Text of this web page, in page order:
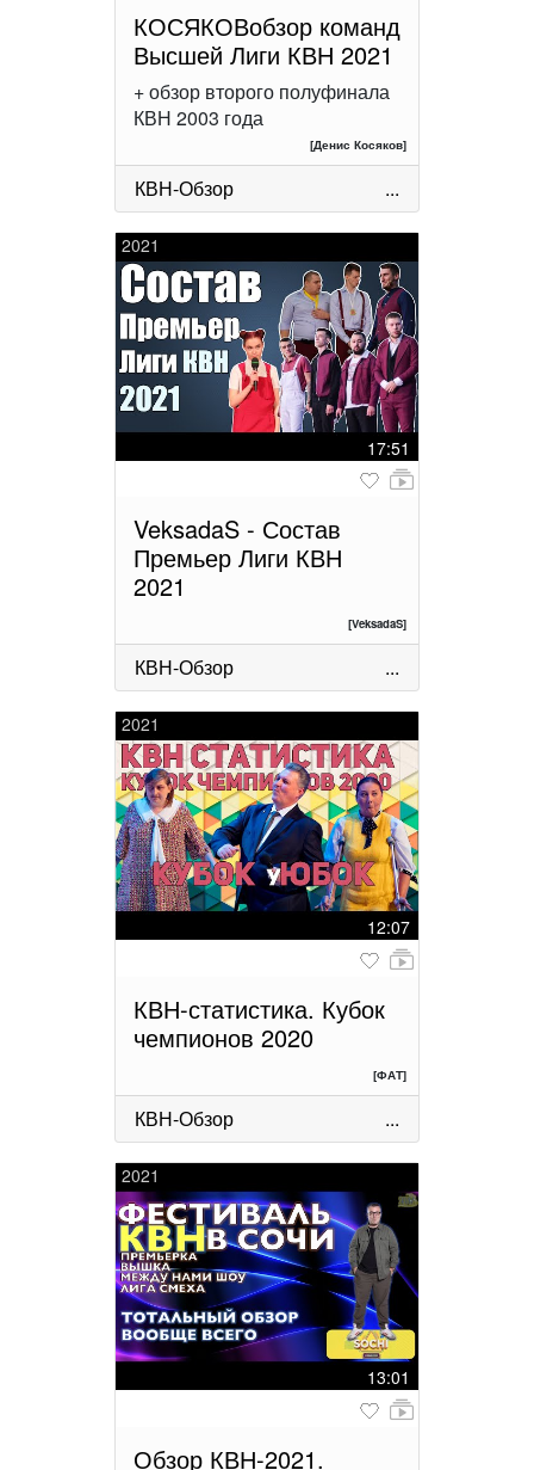
КОСЯКОВобзор команд
Высшей Лиги КВН 2021
+ обзор второго полуфинала
КВН 2003 года
[Денис Косяков]
КВН-Обзор ...
2021
17:51
VeksadaS - Состав
Премьер Лиги КВН
2021
[VeksadaS]
КВН-Обзор ...
2021
12:07
КВН-статистика. Кубок
чемпионов 2020
[ФАТ]
КВН-Обзор ...
2021
13:01
Обзор КВН-2021.